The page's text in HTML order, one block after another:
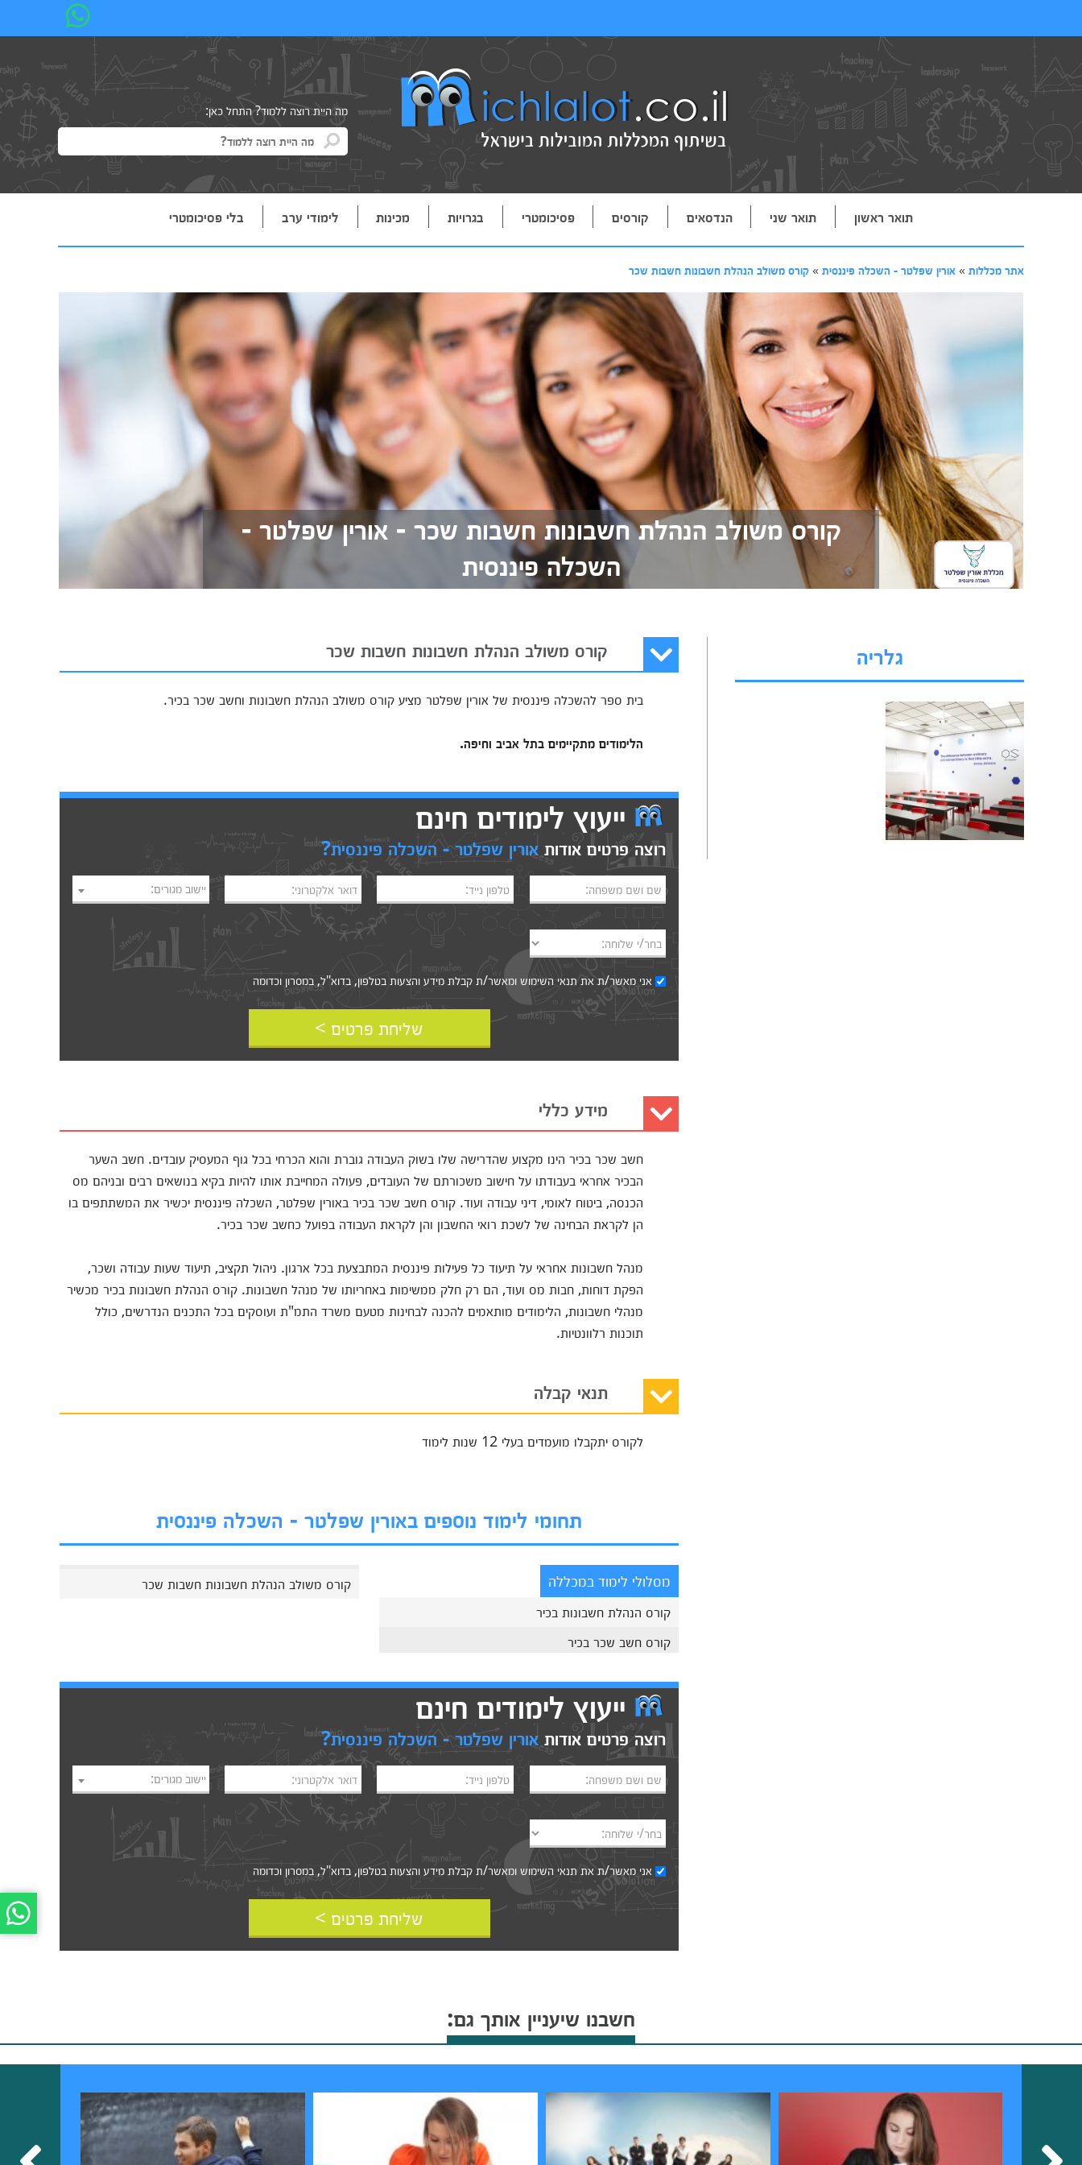
מה היית רוצה ללמוד? התחל כאן:
תואר ראשון תואר שני הנדסאים קורסים פסיכומטרי בגרויות מכינות לימודי ערב בלי פסיכומטרי
אתר מכללות » אורין שפלטר - השכלה פיננסית » קורס משולב הנהלת חשבונות חשבות שכר
קורס משולב הנהלת חשבונות חשבות שכר - אורין שפלטר -
השכלה פיננסית
גלריה קורס משולב הנהלת חשבונות חשבות שכר
בית ספר להשכלה פיננסית של אורין שפלטר מציע קורס משולב הנהלת חשבונות וחשב שכר בכיר.
הלימודים מתקיימים בתל אביב וחיפה.
ייעוץ לימודים חינם
רוצה פרטים אודות אורין שפלטר - השכלה פיננסית?
שם ושם משפחה: טלפון נייד: דואר אלקטרוני: יישוב מגורים:
בחר/י שלוחה:
אני מאשר/ת את תנאי השימושומאשר/ת קבלת מידע והצעות בטלפון, בדוא"ל, במסרון וכדומה‎‎
שליחת פרטים >
מידע כללי
חשב שכר בכיר הינו מקצוע שהדרישה שלו בשוק העבודה גוברת והוא הכרחי בכל גוף המעסיק עובדים. חשב השער
הבכיר אחראי בעבודתו על חישוב משכורתם של העובדים, פעולה המחייבת אותו להיות בקיא בנושאים רבים ובניהם מס
הכנסה, ביטוח לאומי, דיני עבודה ועוד. קורס חשב שכר בכיר באורין שפלטר, השכלה פיננסית יכשיר את המשתתפים בו
הן לקראת הבחינה של לשכת רואי החשבון והן לקראת העבודה בפועל כחשב שכר בכיר.
מנהל חשבונות אחראי על תיעוד כל פעילות פיננסית המתבצעת בכל ארגון. ניהול תקציב, תיעוד שעות עבודה ושכר,
הפקת דוחות, חבות מס ועוד, הם רק חלק ממשימות באחריותו של מנהל חשבונות. קורס הנהלת חשבונות בכיר מכשיר
מנהלי חשבונות, הלימודים מותאמים להכנה לבחינות מטעם משרד התמ"ת ועוסקים בכל התכנים הנדרשים, כולל
תוכנות רלוונטיות.
תנאי קבלה
לקורס יתקבלו מועמדים בעלי 12 שנות לימוד
תחומי לימוד נוספים באורין שפלטר - השכלה פיננסית
מסלולי לימוד במכללה
קורס הנהלת חשבונות בכיר
קורס חשב שכר בכיר
קורס משולב הנהלת חשבונות חשבות שכר
ייעוץ לימודים חינם
רוצה פרטים אודות אורין שפלטר - השכלה פיננסית?
שם ושם משפחה: טלפון נייד: דואר אלקטרוני: יישוב מגורים:
בחר/י שלוחה:
אני מאשר/ת את תנאי השימושומאשר/ת קבלת מידע והצעות בטלפון, בדוא"ל, במסרון וכדומה‎‎
שליחת פרטים >
חשבנו שיעניין אותך גם: